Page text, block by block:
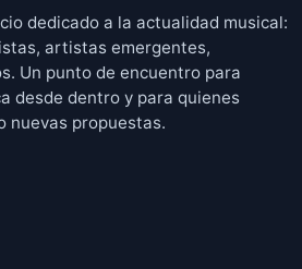
dedicado a la actualidad musical:
artistas emergentes,
Un punto de encuentro para
desde dentro y para quienes
nuevas propuestas.